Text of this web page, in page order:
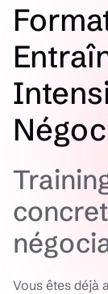
Vous êtes déjà